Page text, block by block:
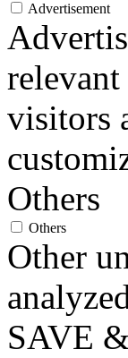
Advertisement
visitors
Others
Others
Other
SAVE